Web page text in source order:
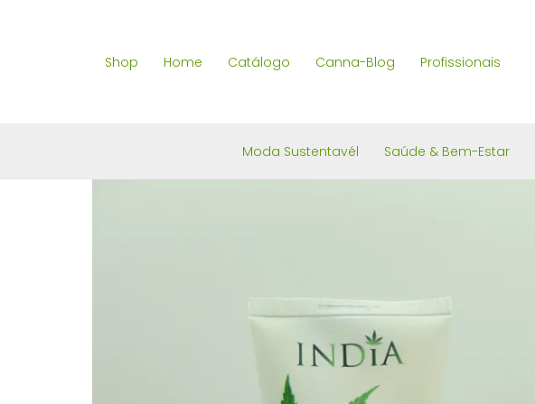
Shop Home Catálogo Canna-Blog Profissionais
Moda Sustentavél Saúde & Bem-Estar